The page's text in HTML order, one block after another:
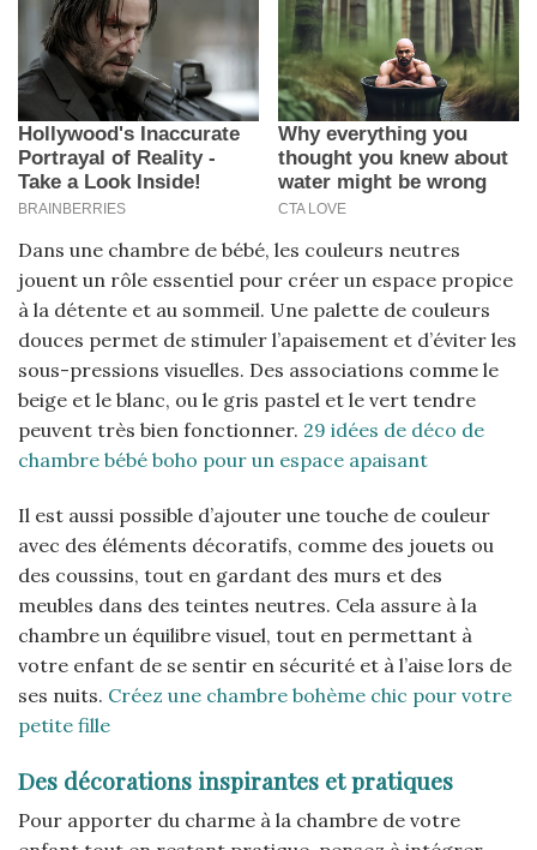
Dans une chambre de bébé, les couleurs neutres
jouent un rôle essentiel pour créer un espace propice
à la détente et au sommeil. Une palette de couleurs
douces permet de stimuler l’apaisement et d’éviter les
sous-pressions visuelles. Des associations comme le
beige et le blanc, ou le gris pastel et le vert tendre
peuvent très bien fonctionner. 29 idées de déco de
chambre bébé boho pour un espace apaisant
Il est aussi possible d’ajouter une touche de couleur
avec des éléments décoratifs, comme des jouets ou
des coussins, tout en gardant des murs et des
meubles dans des teintes neutres. Cela assure à la
chambre un équilibre visuel, tout en permettant à
votre enfant de se sentir en sécurité et à l’aise lors de
ses nuits. Créez une chambre bohème chic pour votre
petite fille
Des décorations inspirantes et pratiques
Pour apporter du charme à la chambre de votre